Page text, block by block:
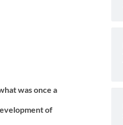
was once a
of